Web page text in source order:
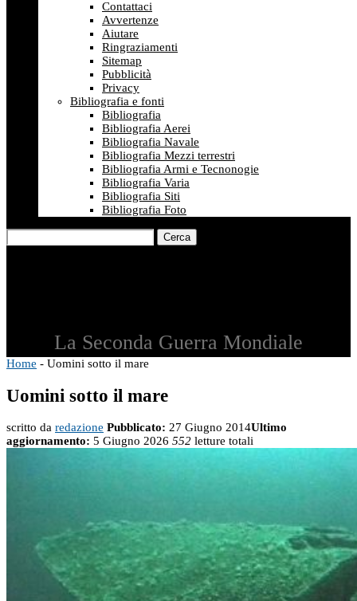
Contattaci
Avvertenze
Aiutare
Ringraziamenti
Sitemap
Pubblicità
Privacy
Bibliografia e fonti
Bibliografia
Bibliografia Aerei
Bibliografia Navale
Bibliografia Mezzi terrestri
Bibliografia Armi e Tecnonogie
Bibliografia Varia
Bibliografia Siti
Bibliografia Foto
Cerca
La Seconda Guerra Mondiale
Home - Uomini sotto il mare
Uomini sotto il mare
scritto da redazione Pubblicato: 27 Giugno 2014Ultimo
aggiornamento: 5 Giugno 2026 552 letture totali